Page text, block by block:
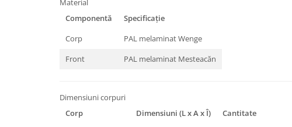
Material
Componentă
Specificație
Corp
PAL melaminat Wenge
Front
PAL melaminat Mesteacăn
Dimensiuni corpuri
Corp
Dimensiuni (L x A x Î)
Cantitate